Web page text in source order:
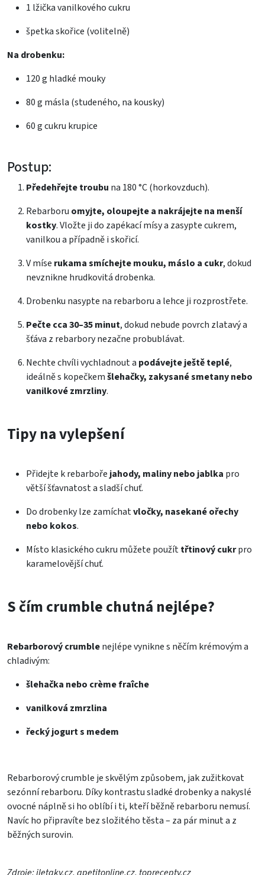
1 lžička vanilkového cukru
špetka skořice (volitelně)
Na drobenku:
120 g hladké mouky
80 g másla (studeného, na kousky)
60 g cukru krupice
Postup:
Předehřejte troubu na 180 °C (horkovzduch).
Rebarboru omyjte, oloupejte a nakrájejte na menší
kostky. Vložte ji do zapékací mísy a zasypte cukrem,
vanilkou a případně i skořicí.
V míse rukama smíchejte mouku, máslo a cukr, dokud
nevznikne hrudkovitá drobenka.
Drobenku nasypte na rebarboru a lehce ji rozprostřete.
Pečte cca 30–35 minut, dokud nebude povrch zlatavý a
šťáva z rebarbory nezačne probublávat.
Nechte chvíli vychladnout a podávejte ještě teplé,
ideálně s kopečkemšlehačky, zakysané smetany nebo
vanilkové zmrzliny.
Tipy na vylepšení
Přidejte k rebarboře jahody, maliny nebo jablka pro
větší šťavnatost a sladší chuť.
Do drobenky lze zamíchatvločky, nasekané ořechy
nebo kokos.
Místo klasického cukru můžete použíttřtinový cukrpro
karamelovější chuť.
S čím crumble chutná nejlépe?
Rebarborový crumblenejlépe vynikne s něčím krémovým a
chladivým:
šlehačka nebo crème fraîche
vanilková zmrzlina
řecký jogurt s medem
Rebarborový crumble je skvělým způsobem, jak zužitkovat
sezónní rebarboru. Díky kontrastu sladké drobenky a nakyslé
ovocné náplně si ho oblíbí i ti, kteří běžně rebarboru nemusí.
Navíc ho připravíte bez složitého těsta – za pár minut a z
běžných surovin.